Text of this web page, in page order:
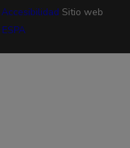
Accesibilidad Sitio web
ESPA